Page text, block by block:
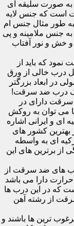
صورت سلیقه ای
است که جنس لایه
به طور مثال جنس ام
جنس ملامینه و پی
خش و نور آفتاب
که باید از
درب خالی از ورق
در ابعاد بزرگتر
یک درب ضد سرقت!
دارای در
می توان به روکش
ای و ایرانی اشاره
بهترین کشور های
ای به واسطه
برترین های این
های ضد سرقت از
حرارت دارا می باشد
که در این درب ها
از رشته آهن
ترین ها باشند و